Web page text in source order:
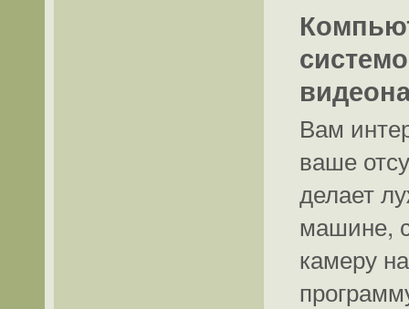
Вам
ваше
делает
машине,
камеру